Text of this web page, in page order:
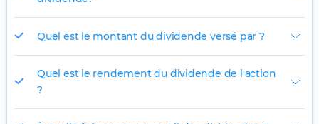
Quel est le montant du dividende versé par ?
Quel est le rendement du dividende de l'action
?